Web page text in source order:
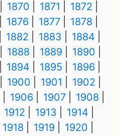
1870 1871
1872
1876 1877
1878
1882 1883
1884
1888 1889
1890
1894 1895
1896
1900 1901
1902
1906 1907
1908
1912 1913
1914
1918 1919
1920